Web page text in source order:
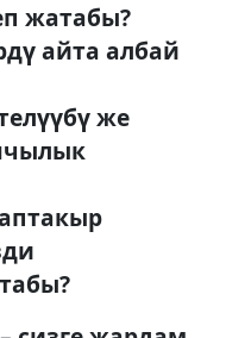
жатабы?
айта албай
же